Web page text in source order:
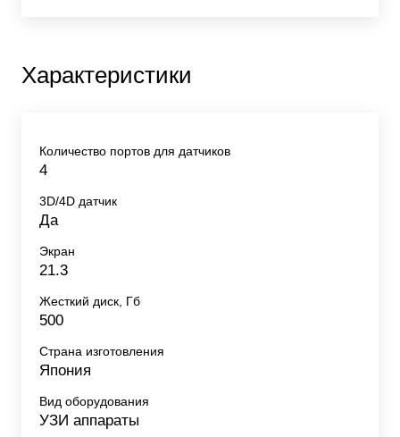
Характеристики
Количество портов для датчиков
4
3D/4D датчик
Да
Экран
21.3
Жесткий диск, Гб
500
Страна изготовления
Япония
Вид оборудования
УЗИ аппараты